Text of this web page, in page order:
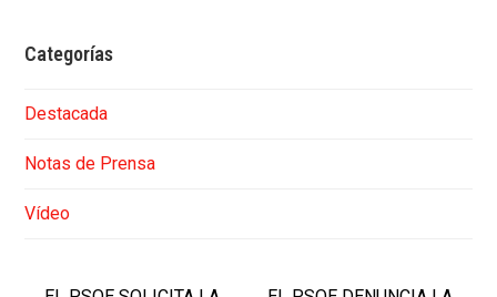
Categorías
Destacada
Notas de Prensa
Vídeo